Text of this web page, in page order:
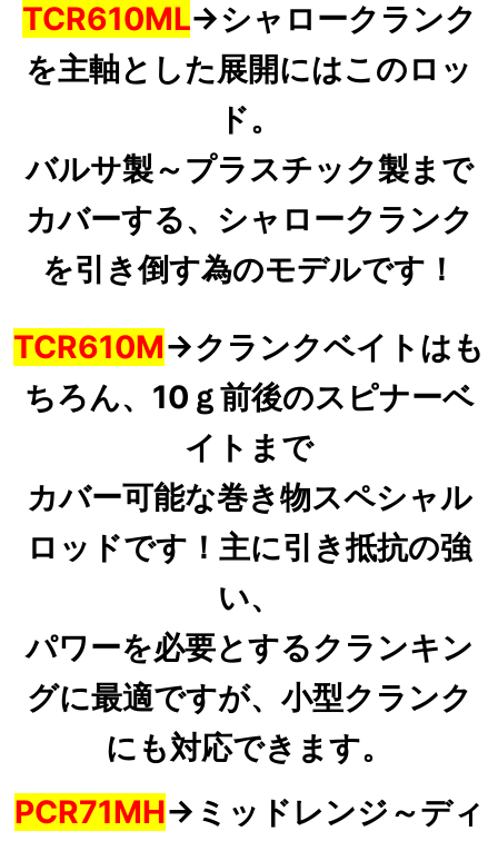
TCR610ML→シャロークランク
を主軸とした展開にはこのロッ
ド。
バルサ製～プラスチック製まで
カバーする、シャロークランク
を引き倒す為のモデルです！
TCR610M→クランクベイトはも
ちろん、10ｇ前後のスピナーベ
イトまで
カバー可能な巻き物スペシャル
ロッドです！ 主に引き抵抗の強
い、
パワーを必要とするクランキン
グに最適ですが、小型クランク
にも対応できます。
PCR71MH→ミッドレンジ～ディ